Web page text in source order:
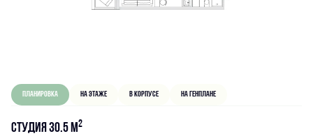
Планировка На этаже В корпусе На генплане
Студия 30.5 м2